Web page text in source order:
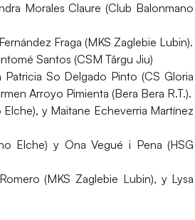
Morales Claure (Club Balonmano
Fraga (MKS Zaglebie Lubin).
Santos (CSM Târgu Jiu)
Patricia So Delgado Pinto (CS Gloria
Arroyo Pimienta (Bera Bera R.T.).
y Maitane Echeverria Martínez
Elche) y Ona Vegué i Pena (HSG
(MKS Zaglebie Lubin), y Lysa